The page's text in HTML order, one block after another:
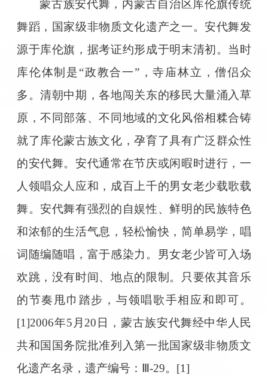
蒙古族安代舞，内蒙古自治区库伦旗传统
舞蹈，国家级非物质文化遗产之一。安代舞发
源于库伦旗，据考证约形成于明末清初。当时
库伦体制是“政教合一”，寺庙林立，僧侣众
多。清朝中期，各地闯关东的移民大量涌入草
原，不同部落、不同地域的文化风俗相糅合铸
就了库伦蒙古族文化，孕育了具有广泛群众性
的安代舞。安代通常在节庆或闲暇时进行，一
人领唱众人应和，成百上千的男女老少载歌载
舞。安代舞有强烈的自娱性、鲜明的民族特色
和浓郁的生活气息，轻松愉快，简单易学，唱
词随编随唱，富于感染力。男女老少皆可入场
欢跳，没有时间、地点的限制。只要依其音乐
的节奏甩巾踏步，与领唱歌手相应和即可。
[1]2006年5月20日，蒙古族安代舞经中华人民
共和国国务院批准列入第一批国家级非物质文
化遗产名录，遗产编号：Ⅲ-29。[1]